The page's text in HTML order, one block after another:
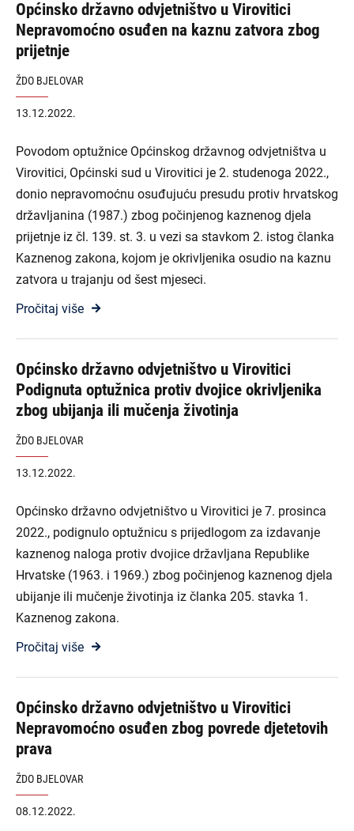
Općinsko državno odvjetništvo u Virovitici
Nepravomoćno osuđen na kaznu zatvora zbog
prijetnje
ŽDO BJELOVAR
13.12.2022.
Povodom optužnice Općinskog državnog odvjetništva u
Virovitici, Općinski sud u Virovitici je 2. studenoga 2022.,
donio nepravomoćnu osuđujuću presudu protiv hrvatskog
državljanina (1987.) zbog počinjenog kaznenog djela
prijetnje iz čl. 139. st. 3. u vezi sa stavkom 2. istog članka
Kaznenog zakona, kojom je okrivljenika osudio na kaznu
zatvora u trajanju od šest mjeseci.
Pročitaj više
Općinsko državno odvjetništvo u Virovitici
Podignuta optužnica protiv dvojice okrivljenika
zbog ubijanja ili mučenja životinja
ŽDO BJELOVAR
13.12.2022.
Općinsko državno odvjetništvo u Virovitici je 7. prosinca
2022., podignulo optužnicu s prijedlogom za izdavanje
kaznenog naloga protiv dvojice državljana Republike
Hrvatske (1963. i 1969.) zbog počinjenog kaznenog djela
ubijanje ili mučenje životinja iz članka 205. stavka 1.
Kaznenog zakona.
Pročitaj više
Općinsko državno odvjetništvo u Virovitici
Nepravomoćno osuđen zbog povrede djetetovih
prava
ŽDO BJELOVAR
08.12.2022.